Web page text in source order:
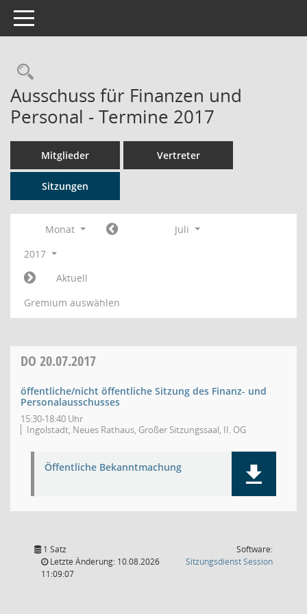
Toggle navigation
Rechercheauswahl
Ausschuss für Finanzen und
Personal - Termine 2017
Mitglieder Vertreter
Sitzungen
Monat
Juli
2017
Aktuell
Gremium auswählen
DO 20.07.2017
öffentliche/nicht öffentliche Sitzung des Finanz- und
Personalausschusses
15:30-18:40 Uhr
Ingolstadt, Neues Rathaus, Großer Sitzungssaal, II. OG
Öffentliche Bekanntmachung
1 Satz
Letzte Änderung: 10.08.2026
11:09:07
Software:
SitzungsdienstSession(Wird in